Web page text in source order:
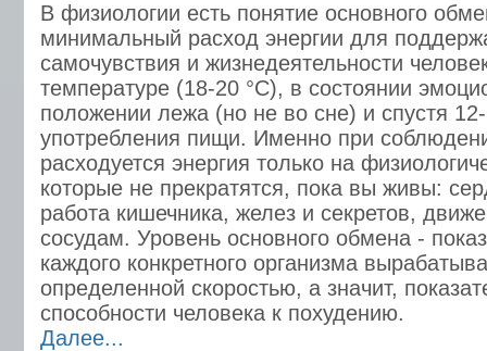
В физиологии есть понятие основного
минимальный расход энергии для
самочувствия и жизнедеятельности
температуре (18-20 °С), в состоянии
положении лежа (но не во сне) и спустя
употребления пищи. Именно при
расходуется энергия только на
которые не прекратятся, пока вы живы:
работа кишечника, желез и секретов,
сосудам. Уровень основного обмена -
каждого конкретного организма
определенной скоростью, а значит,
способности человека к похудению.
Далее...